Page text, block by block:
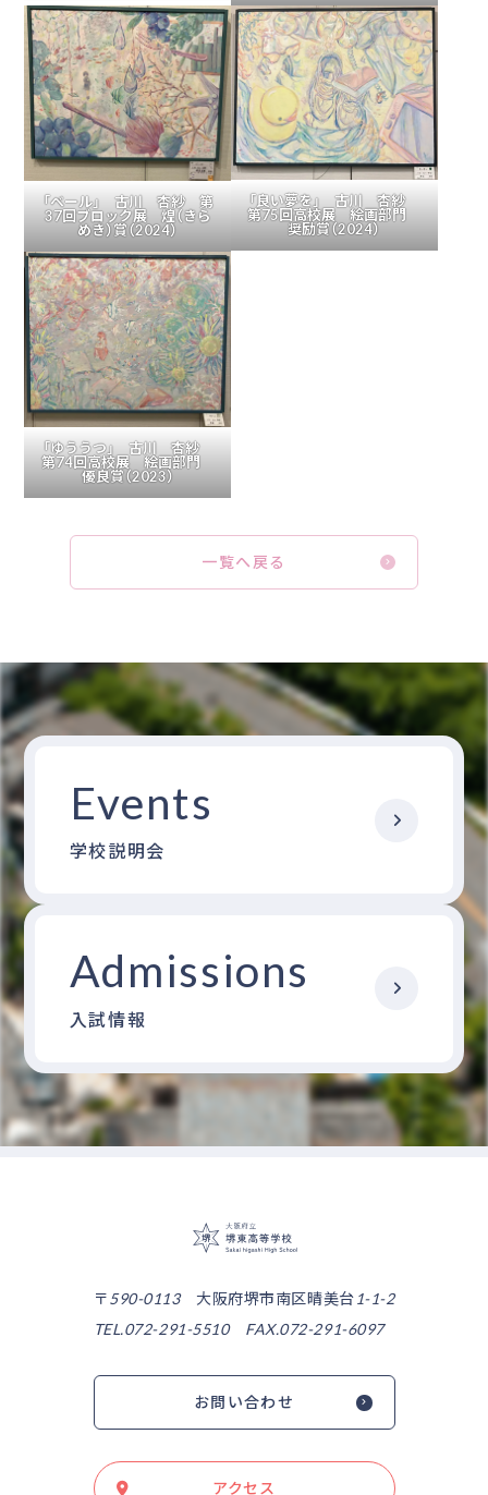
「ベール」 古川 杏紗 第
37回ブロック展 煌（きら
めき）賞（2024）
「良い夢を」 古川 杏紗
第75回高校展 絵画部門
奨励賞（2024）
「ゆううつ」 古川 杏紗
第74回高校展 絵画部門
優良賞（2023）
一覧へ戻る
Events
学校説明会
Admissions
入試情報
〒590-0113 大阪府堺市南区晴美台1-1-2
TEL.072-291-5510 FAX.072-291-6097
お問い合わせ
アクセス